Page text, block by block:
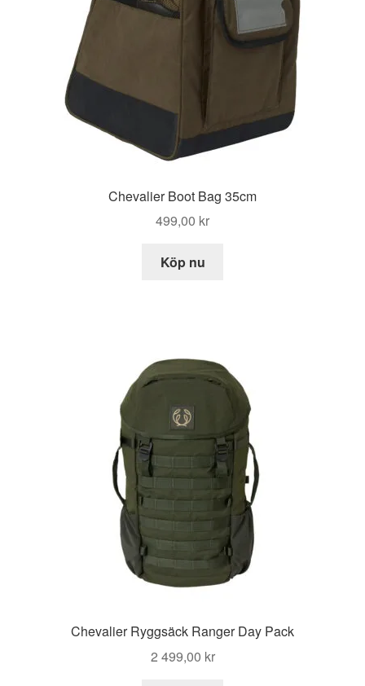
Chevalier Boot Bag 35cm
499,00 kr
Köp nu
Chevalier Ryggsäck Ranger Day Pack
2 499,00 kr